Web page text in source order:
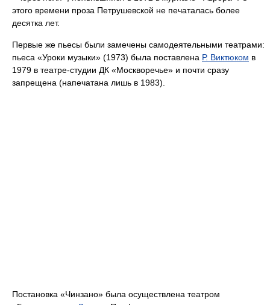
этого времени проза Петрушевской не печаталась более
десятка лет.
Первые же пьесы были замечены самодеятельными театрами:
пьеса «Уроки музыки» (1973) была поставлена Р. Виктюком в
1979 в театре-студии ДК «Москворечье» и почти сразу
запрещена (напечатана лишь в 1983).
Постановка «Чинзано» была осуществлена театром